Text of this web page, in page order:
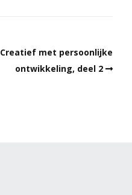
Creatief met persoonlijke
ontwikkeling, deel 2